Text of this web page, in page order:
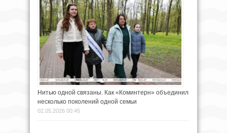
Нитью одной связаны. Как «Коминтерн» объединил
несколько поколений одной семьи
02.05.2026 00:45